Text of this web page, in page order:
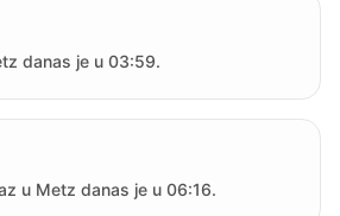
danas je u 03:59.
u Metz danas je u 06:16.